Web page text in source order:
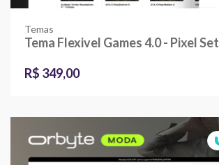
Temas
Tema Flexivel Games 4.0 - Pixel Set
R$ 349,00